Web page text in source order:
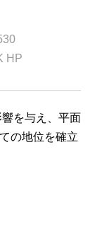
HP
を与え、平面
の地位を確立